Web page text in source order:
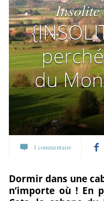
du
1 commentaire
sur
Dormir dans une
n’importe où ! En